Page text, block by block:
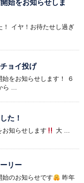
始をお知らせしま
！ イヤ！お待たせし過ぎ
ョイ投げ
をお知らせします！ ６
ら ...
た！
お知らせします 大 ...
リー
始のお知らせです
昨年